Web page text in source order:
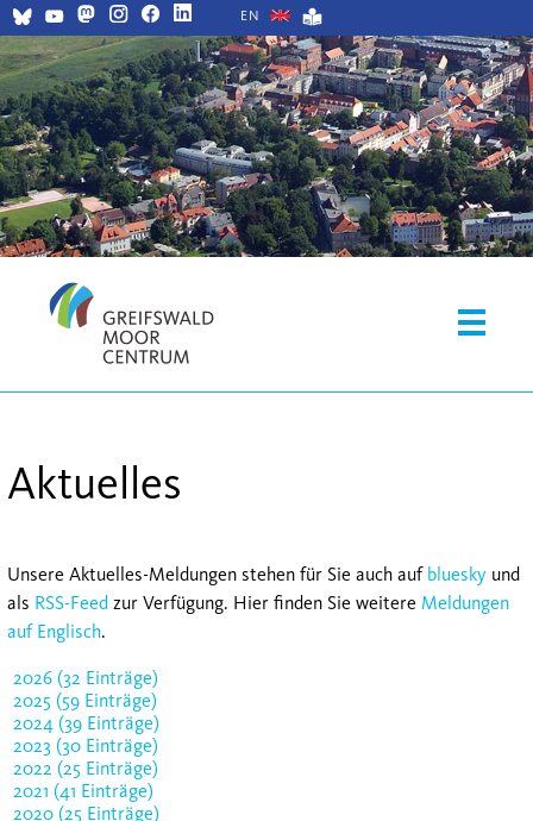
EN
Aktuelles
Unsere Aktuelles-Meldungen stehen für Sie auch auf bluesky und
als RSS-Feed zur Verfügung. Hier finden Sie weitere Meldungen
auf Englisch.
2026 (32 Einträge)
2025 (59 Einträge)
2024 (39 Einträge)
2023 (30 Einträge)
2022 (25 Einträge)
2021 (41 Einträge)
2020 (25 Einträge)